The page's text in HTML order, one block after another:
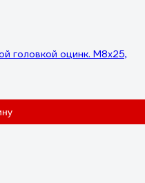
головкой оцинк. М8x25,